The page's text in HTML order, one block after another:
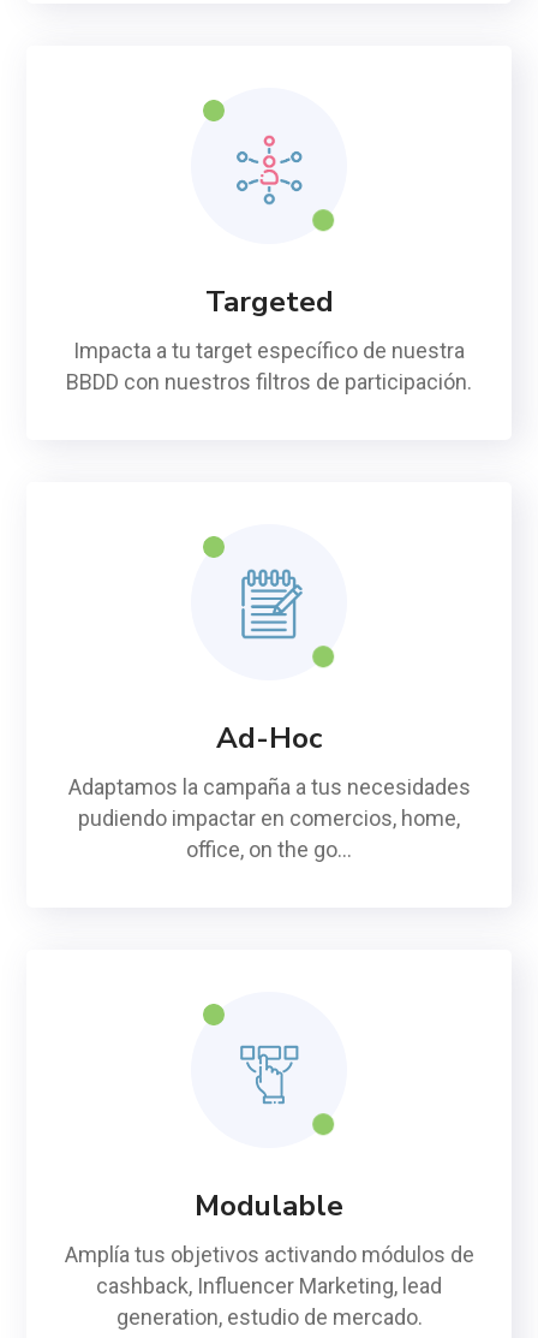
Targeted
Impacta a tu target específico de nuestra
BBDD con nuestros filtros de participación.
Ad-Hoc
Adaptamos la campaña a tus necesidades
pudiendo impactar en comercios, home,
office, on the go…
Modulable
Amplía tus objetivos activando módulos de
cashback, Influencer Marketing, lead
generation, estudio de mercado.